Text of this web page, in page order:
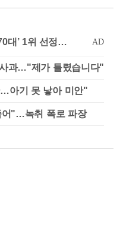
과…"제가 틀렸습니다"
아기 못 낳아 미안"
어"…녹취 폭로 파장